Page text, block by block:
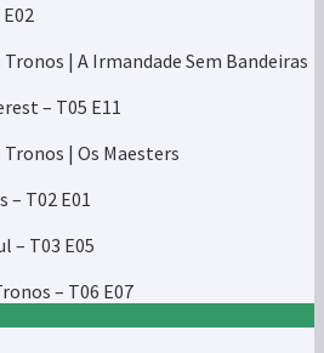
Tronos | A Irmandade Sem Bandeiras
– T05 E11
Tronos | Os Maesters
– T02 E01
– T03 E05
– T06 E07